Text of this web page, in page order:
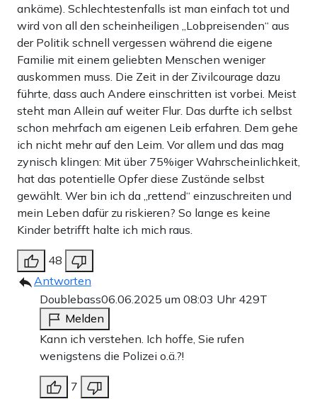
ankäme). Schlechtestenfalls ist man einfach tot und
wird von all den scheinheiligen „Lobpreisenden“ aus
der Politik schnell vergessen während die eigene
Familie mit einem geliebten Menschen weniger
auskommen muss. Die Zeit in der Zivilcourage dazu
führte, dass auch Andere einschritten ist vorbei. Meist
steht man Allein auf weiter Flur. Das durfte ich selbst
schon mehrfach am eigenen Leib erfahren. Dem gehe
ich nicht mehr auf den Leim. Vor allem und das mag
zynisch klingen: Mit über 75%iger Wahrscheinlichkeit,
hat das potentielle Opfer diese Zustände selbst
gewählt. Wer bin ich da „rettend“ einzuschreiten und
mein Leben dafür zu riskieren? So lange es keine
Kinder betrifft halte ich mich raus.
48
Antworten
Doublebass06.06.2025 um 08:03 Uhr 429T
Melden
Kann ich verstehen. Ich hoffe, Sie rufen
wenigstens die Polizei o.ä.?!
7